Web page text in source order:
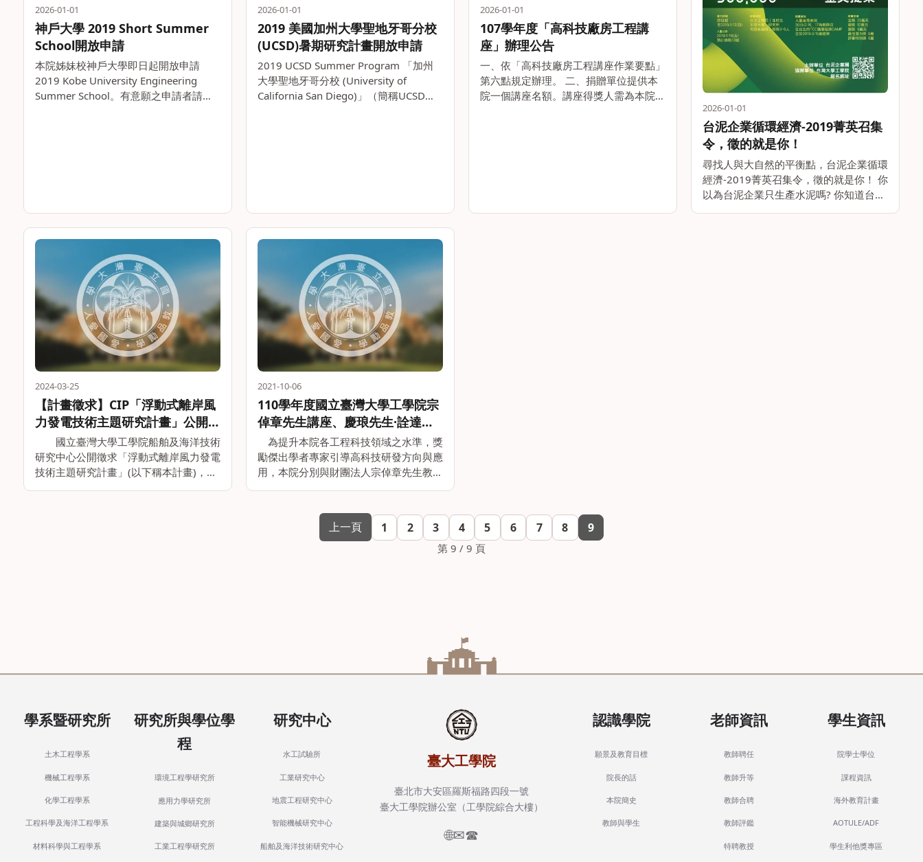
2026-01-01
神戶大學 2019 Short Summer
School開放申請
本院姊妹校神戶大學即日起開放申請
2019 Kobe University Engineering
Summer School。有意願之申請者請將
2026-01-01
2019 美國加州大學聖地牙哥分校
(UCSD)暑期研究計畫開放申請
2019 UCSD Summer Program 「加州
大學聖地牙哥分校 (University of
California San Diego)」（簡稱UCSD）
2026-01-01
107學年度「高科技廠房工程講
座」辦理公告
一、依「高科技廠房工程講座作業要點」
第六點規定辦理。 二、捐贈單位提供本
院一個講座名額。講座得獎人需為本院專
2026-01-01
台泥企業循環經濟-2019菁英召集
令，徵的就是你！
尋找人與大自然的平衡點，台泥企業循環
經濟-2019菁英召集令，徵的就是你！ 你
以為台泥企業只生產水泥嗎? 你知道台泥
2024-03-25
【計畫徵求】CIP「浮動式離岸風
力發電技術主題研究計畫」公開徵
求中！
國立臺灣大學工學院船舶及海洋技術
研究中心公開徵求「浮動式離岸風力發電
技術主題研究計畫」(以下稱本計畫)，由
丹麥哥本哈根基礎建設基金
2021-10-06
110學年度國立臺灣大學工學院宗
倬章先生講座、慶琅先生·詮達化
學講座及斌彥先生講座獲獎名單
為提升本院各工程科技領域之水準，獎
勵傑出學者專家引導高科技研發方向與應
用，本院分別與財團法人宗倬章先生教育
基金會、詮達化學股份有限公司及四維創
講座、慶琅先生·詮達化學講座及斌彥先
生講座，並自110學年度起舉辦評選。
110學年度獲獎名單及獲獎人簡介如下：
上一頁 1 2 3 4 5 6 7 8 9
第 9 / 9 頁
學系暨研究所
土木工程學系
機械工程學系
化學工程學系
工程科學及海洋工程學系
材料科學與工程學系
研究所與學位學
程
環境工程學研究所
應用力學研究所
建築與城鄉研究所
工業工程學研究所
研究中心
水工試驗所
工業研究中心
地震工程研究中心
智能機械研究中心
船舶及海洋技術研究中心
臺大工學院
臺北市大安區羅斯福路四段一號
臺大工學院辦公室（工學院綜合大樓）
🌐✉☎
認識學院
願景及教育目標
院長的話
本院簡史
教師與學生
老師資訊
教師聘任
教師升等
教師合聘
教師評鑑
特聘教授
學生資訊
院學士學位
課程資訊
海外教育計畫
AOTULE/ADF
學生利他獎專區